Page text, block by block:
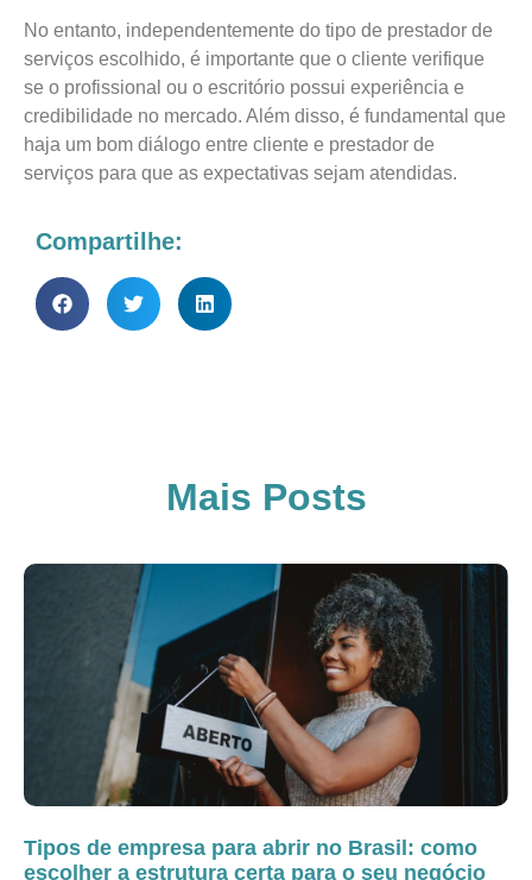
No entanto, independentemente do tipo de prestador de
serviços escolhido, é importante que o cliente verifique
se o profissional ou o escritório possui experiência e
credibilidade no mercado. Além disso, é fundamental que
haja um bom diálogo entre cliente e prestador de
serviços para que as expectativas sejam atendidas.
Compartilhe:
Mais Posts
Tipos de empresa para abrir no Brasil: como
escolher a estrutura certa para o seu negócio